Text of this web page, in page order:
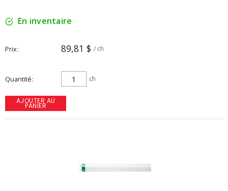
En inventaire
Prix 89,81 $ / ch
Quantité ch
AJOUTER AU
PANIER